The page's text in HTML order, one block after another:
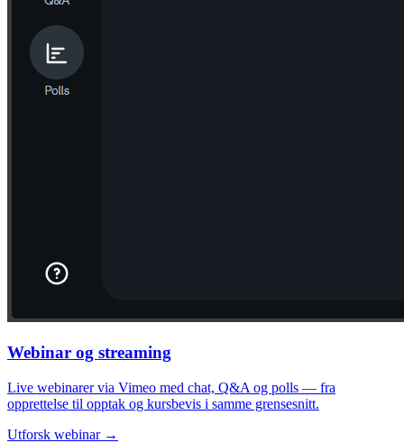
Webinar og streaming
Live webinarer via Vimeo med chat, Q&A og polls — fra
opprettelse til opptak og kursbevis i samme grensesnitt.
Utforsk webinar →